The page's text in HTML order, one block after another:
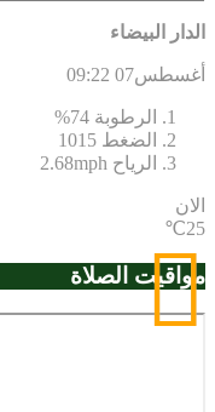
الدار البيضاء
أغسطس07 09:22
الرطوبة 74%
الضغط 1015
الرياح 2.68mph
الان
25℃
مواقيت الصلاة